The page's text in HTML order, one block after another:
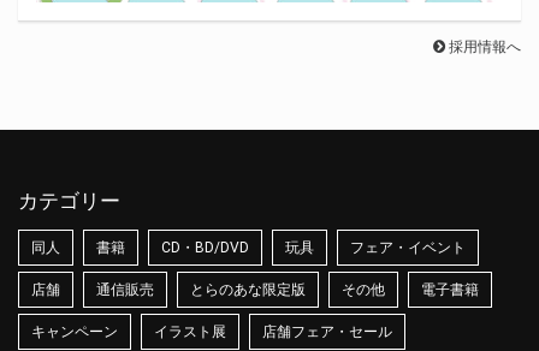
採用情報へ
カテゴリー
同人 書籍 CD・BD/DVD 玩具 フェア・イベント
店舗 通信販売 とらのあな限定版 その他 電子書籍
キャンペーン イラスト展 店舗フェア・セール